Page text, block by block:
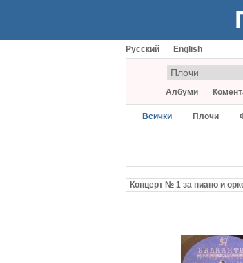
Русский English
Албуми
Всички Плочи
Концерт № 1 за пиано и